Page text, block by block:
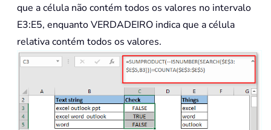
que a célula não contém todos os valores no intervalo
E3:E5, enquanto VERDADEIRO indica que a célula
relativa contém todos os valores.